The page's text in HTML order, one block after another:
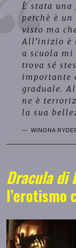
È stata
perchè è
visto ma
All’inizio è
a scuola mi
trova sé
importante
graduale.
ne è
la sua
WINONA
Dracula di
l’erotismo